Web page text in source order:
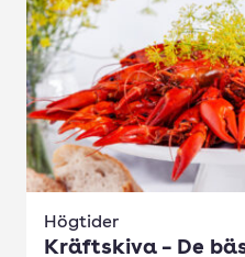
Högtider
Kräftskiva – De